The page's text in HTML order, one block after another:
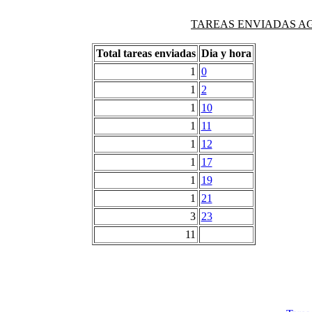
TAREAS ENVIADAS
Total tareas enviadas Dia y hora
1
0
1
2
1
10
1
11
1
12
1
17
1
19
1
21
3 23
11